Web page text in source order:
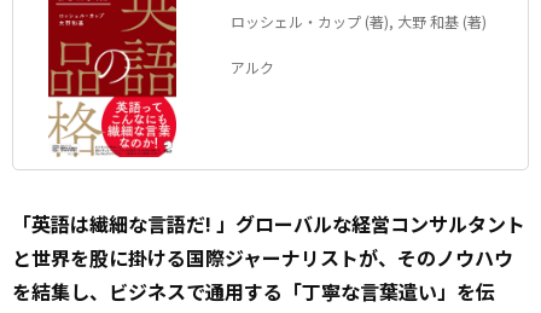
ロッシェル・カップ (著), 大野 和基 (著)
アルク
「英語は繊細な言語だ! 」グローバルな経営コンサルタント
と世界を股に掛ける国際ジャーナリストが、そのノウハウ
を結集し、ビジネスで通用する「丁寧な言葉遣い」を伝